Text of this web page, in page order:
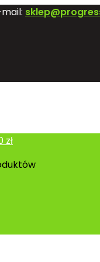
zł